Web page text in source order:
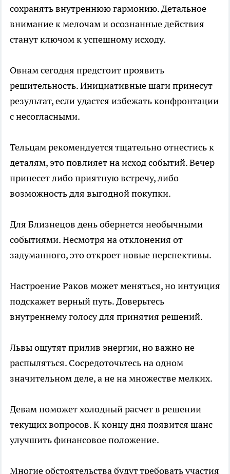
сохранять внутреннюю гармонию. Детальное
внимание к мелочам и осознанные действия
станут ключом к успешному исходу.
Овнам сегодня предстоит проявить
решительность. Инициативные шаги принесут
результат, если удастся избежать конфронтации
с несогласными.
Тельцам рекомендуется тщательно отнестись к
деталям, это повлияет на исход событий. Вечер
принесет либо приятную встречу, либо
возможность для выгодной покупки.
Для Близнецов день обернется необычными
событиями. Несмотря на отклонения от
задуманного, это откроет новые перспективы.
Настроение Раков может меняться, но интуиция
подскажет верный путь. Доверьтесь
внутреннему голосу для принятия решений.
Львы ощутят прилив энергии, но важно не
распыляться. Сосредоточьтесь на одном
значительном деле, а не на множестве мелких.
Девам поможет холодный расчет в решении
текущих вопросов. К концу дня появится шанс
улучшить финансовое положение.
Многие обстоятельства будут требовать участия